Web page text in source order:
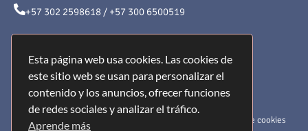
Esta página web usa cookies. Las cookies de
este sitio web se usan para personalizar el
contenido y los anuncios, ofrecer funciones
de redes sociales y analizar el tráfico.
Aprende más
+57 302 2598618 / +57 300 6500519
Aviso Legal Políticas de cookies